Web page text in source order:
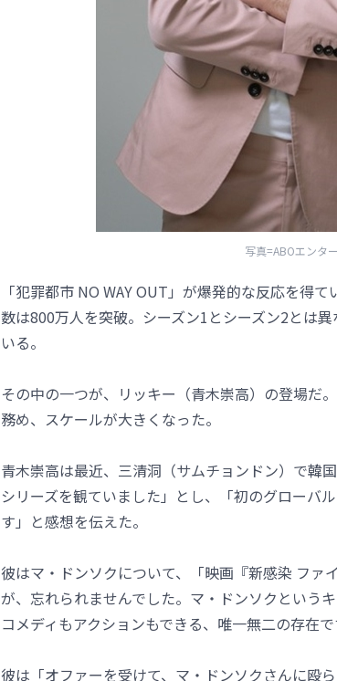
写真=ABOエンタ
「犯罪都市 NO WAY OUT」が爆発的な反応を得
数は800万人を突破。シーズン1とシーズン2とは
いる。
その中の一つが、リッキー（青木崇高）の登場だ
務め、スケールが大きくなった。
青木崇高は最近、三清洞（サムチョンドン）で韓
シリーズを観ていました」とし、「初のグローバ
す」と感想を伝えた。
彼はマ・ドンソクについて、「映画『新感染 ファ
が、忘れられませんでした。マ・ドンソクという
コメディもアクションもできる、唯一無二の存在で
彼は「オファーを受けて、マ・ドンソクさんに殴